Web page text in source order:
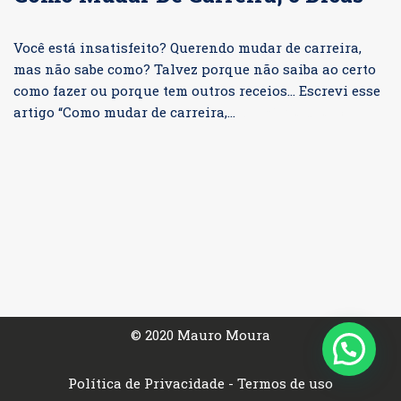
Você está insatisfeito? Querendo mudar de carreira,
mas não sabe como? Talvez porque não saiba ao certo
como fazer ou porque tem outros receios… Escrevi esse
artigo “Como mudar de carreira,…
© 2020 Mauro Moura
Política de Privacidade - Termos de uso